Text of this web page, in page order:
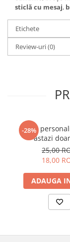
sticlă cu mesaj,
Etichete
Review-uri(0)
-28%
Brosa
astazi
25,00
18,00
ADAUGA